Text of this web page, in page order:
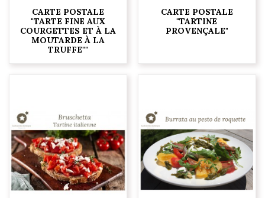
CARTE POSTALE
"TARTE FINE AUX
COURGETTES ET À LA
MOUTARDE À LA
TRUFFE""
CARTE POSTALE
"TARTINE
PROVENÇALE"